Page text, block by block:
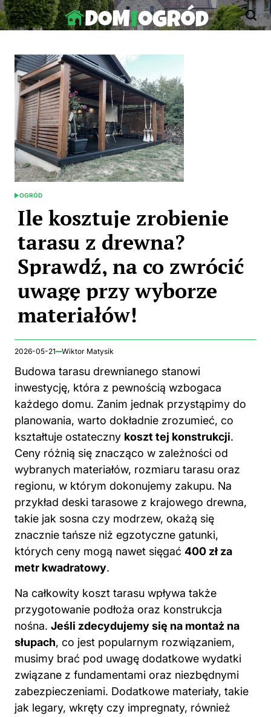
Skip
to
Ogród.edu.pl
POSTED
OGRÓD
Ile kosztuje zrobienie
tarasu z drewna?
Sprawdź, na co zwrócić
uwagę przy wyborze
materiałów!
2026-05-21 Wiktor Matysik
Budowa tarasu drewnianego stanowi
inwestycję, która z pewnością wzbogaca
każdego domu. Zanim jednak przystąpimy do
planowania, warto dokładnie zrozumieć, co
kształtuje ostateczny koszt tej konstrukcji.
Ceny różnią się znacząco w zależności od
wybranych materiałów, rozmiaru tarasu oraz
regionu, w którym dokonujemy zakupu. Na
przykład deski tarasowe z krajowego drewna,
takie jak sosna czy modrzew, okażą się
znacznie tańsze niż egzotyczne gatunki,
których ceny mogą nawet sięgać 400 zł za
metr kwadratowy.
Na całkowity koszt tarasu wpływa także
przygotowanie podłoża oraz konstrukcja
nośna. Jeśli zdecydujemy się na montaż na
słupach, co jest popularnym rozwiązaniem,
musimy brać pod uwagę dodatkowe wydatki
związane z fundamentami oraz niezbędnymi
zabezpieczeniami. Dodatkowe materiały, takie
jak legary, wkręty czy impregnaty, również